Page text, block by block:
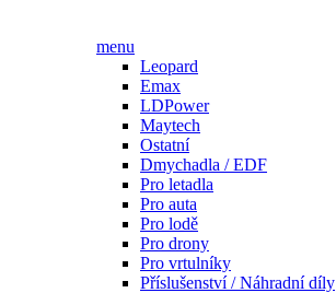
menu
Leopard
Emax
LDPower
Maytech
Ostatní
Dmychadla / EDF
Pro letadla
Pro auta
Pro lodě
Pro drony
Pro vrtulníky
Příslušenství / Náhradní díly